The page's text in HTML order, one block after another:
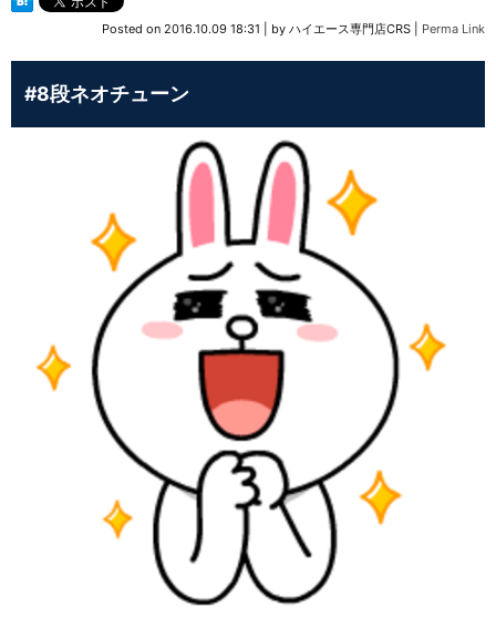
Posted on 2016.10.09 18:31 by ハイエース専門店CRS Perma Link
#8段ネオチューン